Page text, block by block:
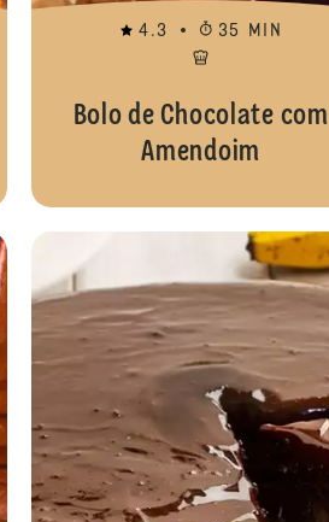
4.3 35 MIN
Bolo de Chocolate com
Amendoim